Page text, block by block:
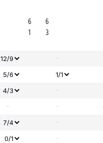
6
1
6
3
12/9 -
5/6
1/1
4/3 -
- -
7/4 -
0/1
-